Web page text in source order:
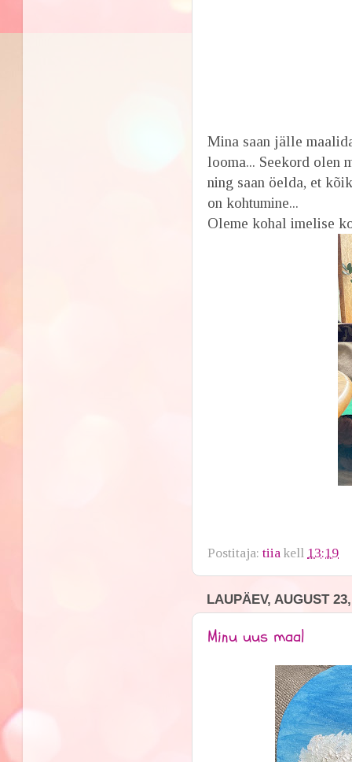
Mina saan jälle
looma... Seekord olen
ning saan öelda, et
on kohtumine...
Oleme kohal imelise
Postitaja:tiia kell 13:19
LAUPÄEV, AUGUST
Minu uus maal